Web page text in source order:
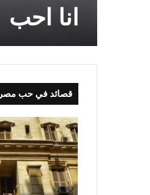
انا احب
قصائد في حب مصر